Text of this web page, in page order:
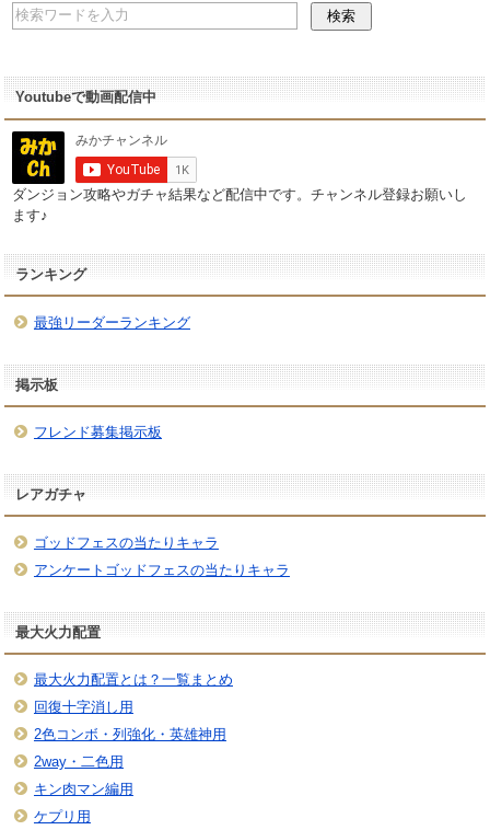
Youtubeで動画配信中
ダンジョン攻略やガチャ結果など配信中です。チャンネル登録お願いし
ます♪
ランキング
最強リーダーランキング
掲示板
フレンド募集掲示板
レアガチャ
ゴッドフェスの当たりキャラ
アンケートゴッドフェスの当たりキャラ
最大火力配置
最大火力配置とは？一覧まとめ
回復十字消し用
2色コンボ・列強化・英雄神用
2way・二色用
キン肉マン編用
ケプリ用